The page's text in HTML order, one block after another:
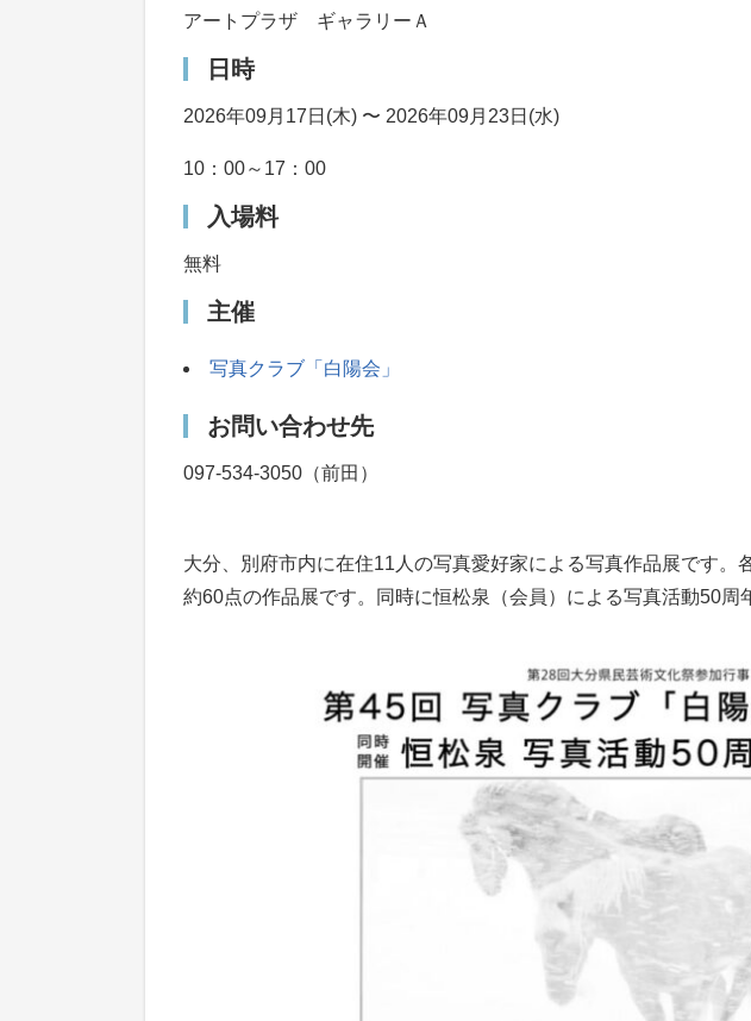
アートプラザ ギャラリーＡ
日時
2026年09月17日(木) 〜 2026年09月23日(水)
10：00～17：00
入場料
無料
主催
写真クラブ「白陽会」
お問い合わせ先
097-534-3050（前田）
大分、別府市内に在住11人の写真愛好家による写真作品展です。
約60点の作品展です。同時に恒松泉（会員）による写真活動50周